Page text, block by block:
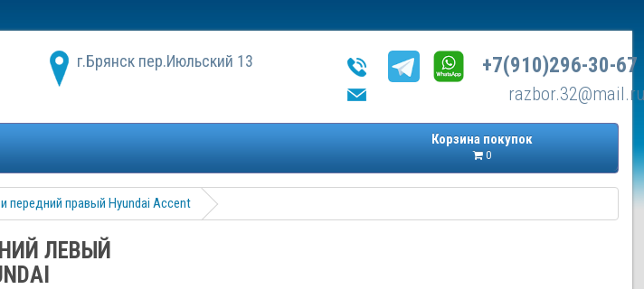
г.Брянск пер.Июльский 13 +7(910)296-30-67
Корзина покупок
0
передний правый Hyundai Accent
ЛЕВЫЙ